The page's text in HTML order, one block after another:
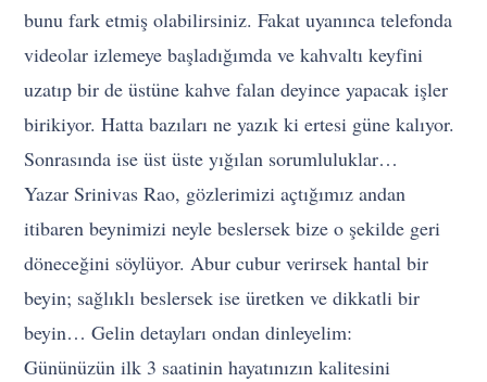
bunu fark etmiş olabilirsiniz. Fakat uyanınca telefonda
videolar izlemeye başladığımda ve kahvaltı keyfini
uzatıp bir de üstüne kahve falan deyince yapacak işler
birikiyor. Hatta bazıları ne yazık ki ertesi güne kalıyor.
Sonrasında ise üst üste yığılan sorumluluklar…
Yazar Srinivas Rao, gözlerimizi açtığımız andan
itibaren beynimizi neyle beslersek bize o şekilde geri
döneceğini söylüyor. Abur cubur verirsek hantal bir
beyin; sağlıklı beslersek ise üretken ve dikkatli bir
beyin… Gelin detayları ondan dinleyelim:
Gününüzün ilk 3 saatinin hayatınızın kalitesini